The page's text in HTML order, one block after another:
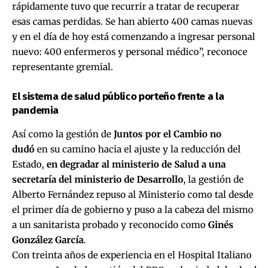
rápidamente tuvo que recurrir a tratar de recuperar
esas camas perdidas. Se han abierto 400 camas nuevas
y en el día de hoy está comenzando a ingresar personal
nuevo: 400 enfermeros y personal médico”, reconoce
representante gremial.
El sistema de salud público porteño frente a la
pandemia
Así como la gestión de Juntos por el Cambio no
dudó en su camino hacia el ajuste y la reducción del
Estado, en degradar al ministerio de Salud a una
secretaría del ministerio de Desarrollo, la gestión de
Alberto Fernández repuso al Ministerio como tal desde
el primer día de gobierno y puso a la cabeza del mismo
a un sanitarista probado y reconocido como Ginés
González García.
Con treinta años de experiencia en el Hospital Italiano